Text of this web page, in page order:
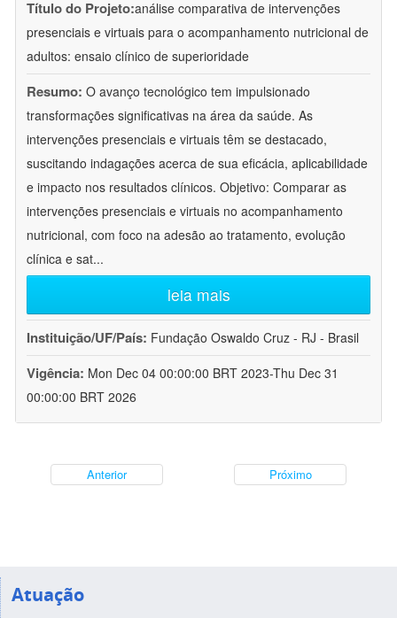
Título do Projeto:análise comparativa de intervenções
presenciais e virtuais para o acompanhamento nutricional de
adultos: ensaio clínico de superioridade
Resumo: O avanço tecnológico tem impulsionado
transformações significativas na área da saúde. As
intervenções presenciais e virtuais têm se destacado,
suscitando indagações acerca de sua eficácia, aplicabilidade
e impacto nos resultados clínicos. Objetivo: Comparar as
intervenções presenciais e virtuais no acompanhamento
nutricional, com foco na adesão ao tratamento, evolução
clínica e sat...
leia mais
Instituição/UF/País: Fundação Oswaldo Cruz - RJ - Brasil
Vigência: Mon Dec 04 00:00:00 BRT 2023-Thu Dec 31
00:00:00 BRT 2026
Anterior Próximo
Atuação